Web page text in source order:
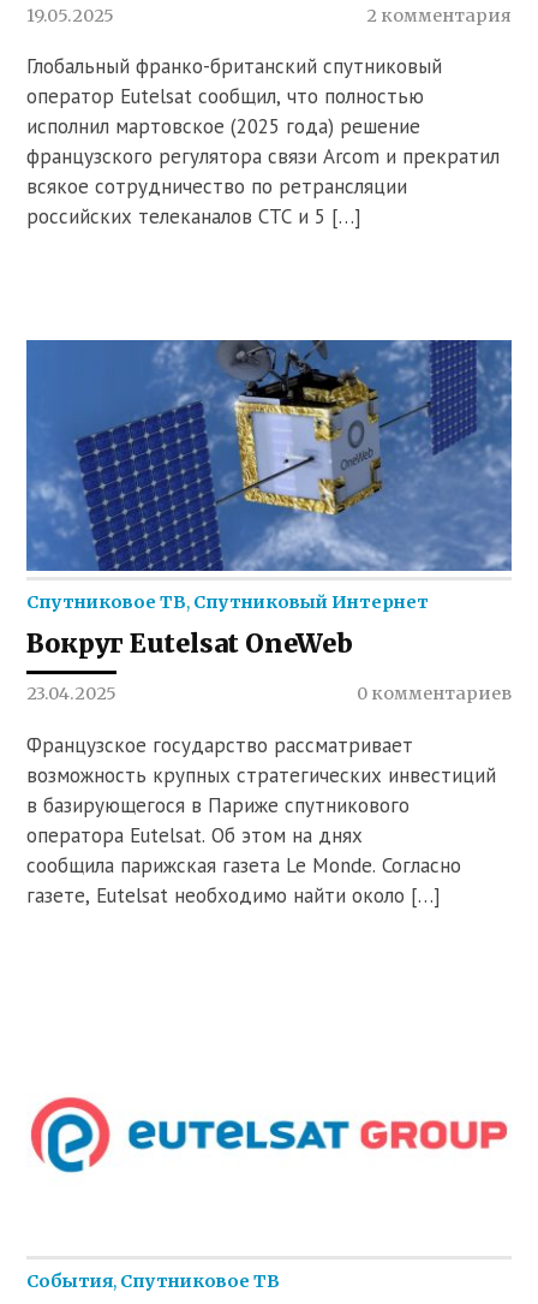
19.05.2025 2 комментария
Глобальный франко-британский спутниковый
оператор Eutelsat сообщил, что полностью
исполнил мартовское (2025 года) решение
французского регулятора связи Arcom и прекратил
всякое сотрудничество по ретрансляции
российских телеканалов СТС и 5 […]
Спутниковое ТВ, Спутниковый Интернет
Вокруг Eutelsat OneWeb
23.04.2025 0 комментариев
Французское государство рассматривает
возможность крупных стратегических инвестиций
в базирующегося в Париже спутникового
оператора Eutelsat. Об этом на днях
сообщила парижская газета Le Monde. Согласно
газете, Eutelsat необходимо найти около […]
События, Спутниковое ТВ